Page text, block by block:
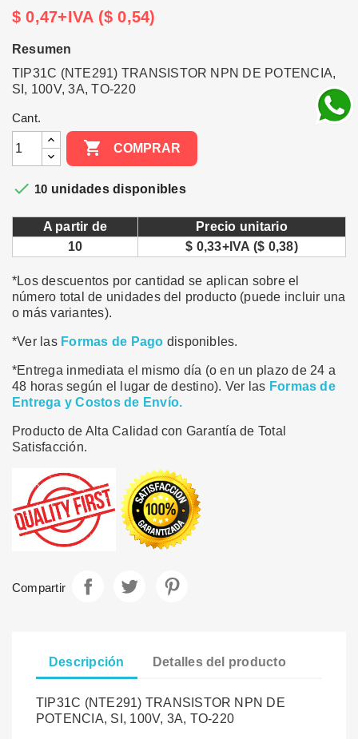
$ 0,47+IVA ($ 0,54)
Resumen
TIP31C (NTE291) TRANSISTOR NPN DE POTENCIA,
SI, 100V, 3A, TO-220
Cant.
 COMPRAR
 10 unidades disponibles
A partir de
Precio unitario
10
$ 0,33+IVA ($ 0,38)
*Los descuentos por cantidad se aplican sobre el
número total de unidades del producto (puede incluir una
o más variantes).
*Ver las Formas de Pago disponibles.
*Entrega inmediata el mismo día (o en un plazo de 24 a
48 horas según el lugar de destino). Ver las Formas de
Entrega y Costos de Envío.
Producto de Alta Calidad con Garantía de Total
Satisfacción.
Compartir
Descripción Detalles del producto
TIP31C (NTE291) TRANSISTOR NPN DE
POTENCIA, SI, 100V, 3A, TO-220